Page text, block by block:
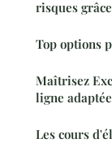
risques
Top options
Maîtrisez
ligne adaptée
Les cours